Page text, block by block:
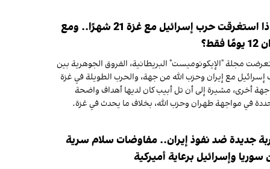
لماذا استغرقت حرب إسرائيل مع غزة 21 شهرًا.. ومع
فقط؟
مجلة "الإيكونوميست" البريطانية، الفروق الجوهرية بين
مع إيران وحزب الله من جهة، والحرب الطويلة في غزة
أخرى، مشيرة إلى أن تل أبيب كان لديها أهداف واضحة
في مواجهة طهران وحزب الله، بخلاف ما يحدث في غزة.
جديدة ضد نفوذ إيران.. مفاوضات سلام سرية
سوريا وإسرائيل برعاية أميركية